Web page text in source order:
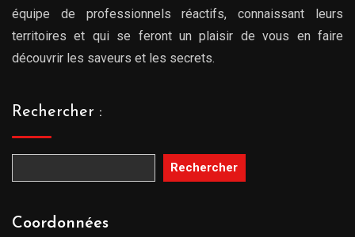
équipe de professionnels réactifs, connaissant leurs
territoires et qui se feront un plaisir de vous en faire
découvrir les saveurs et les secrets.
Rechercher :
Rechercher
Coordonnées